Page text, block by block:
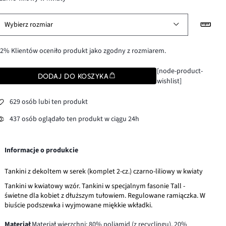
Wybierz rozmiar
Klientów oceniło produkt jako zgodny z rozmiarem.
DODAJ DO KOSZYKA
[node-product-
wishlist]
629 osób lubi ten produkt
437 osób oglądało ten produkt w ciągu 24h
Informacje o produkcie
Tankini z dekoltem w serek (komplet 2-cz.) czarno-liliowy w kwiaty
Tankini w kwiatowy wzór. Tankini w specjalnym fasonie Tall -
świetne dla kobiet z dłuższym tułowiem. Regulowane ramiączka. W
biuście podszewka i wyjmowane miękkie wkładki.